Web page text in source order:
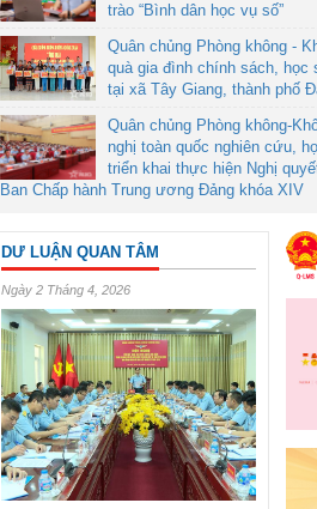
trào “Bình dân học vụ số”
Quân chủng Phòng không -
quà gia đình chính sách, học
tại xã Tây Giang, thành phố
Quân chủng Phòng không-
nghị toàn quốc nghiên cứu,
triển khai thực hiện Nghị
Ban Chấp hành Trung ương Đảng khóa XIV
DƯ LUẬN QUAN TÂM
Ngày 2 Tháng 4, 2026